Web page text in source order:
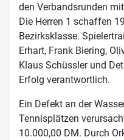
den Verbandsrunden
Die Herren 1 schaffen
Bezirksklasse.
Erhart, Frank Biering,
Klaus Schüssler und
Erfolg verantwortlich.
Ein Defekt an der
Tennisplätzen
10.000,00 DM. Durch